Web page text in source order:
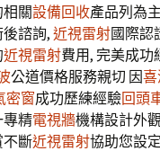
關設備回收產品列為
諮詢, 近視雷射國際認
近視雷射費用, 完美成功
公道價格服務親切 因
密窗成功歷練經驗回頭
專精電視牆機構設計外
不斷近視雷射協助您設定